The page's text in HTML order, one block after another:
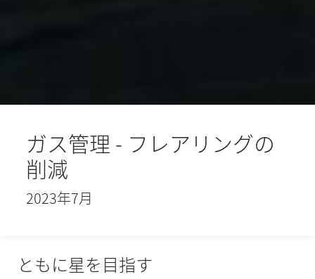
ガス管理 - フレアリングの
削減
2023年7月
ともに星を目指す